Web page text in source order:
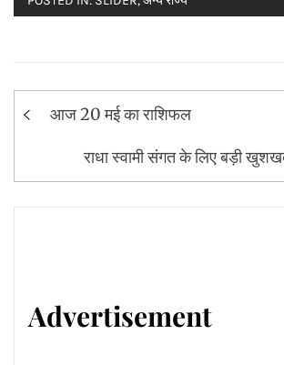
Post
navigation
आज 20 मई का राशिफल
राधा स्वामी संगत के लिए बड़ी
Advertisement